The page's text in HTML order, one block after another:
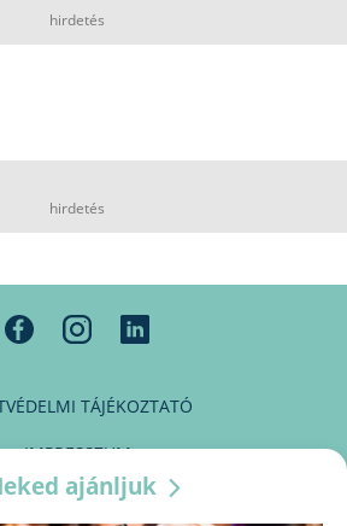
hirdetés
hirdetés
TÁJÉKOZTATÓ
IMPRESSZUM
MÉDIAAJÁNLAT
ajánljuk